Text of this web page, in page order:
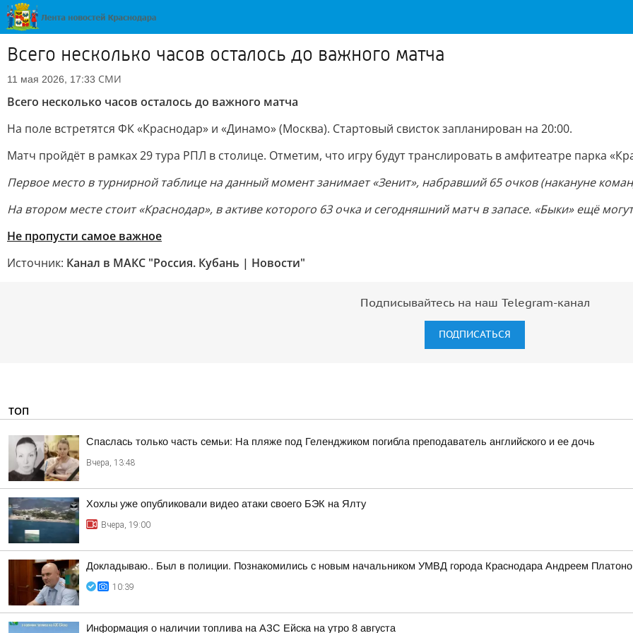
Всего несколько часов осталось до важного матча
11 мая 2026, 17:33 СМИ
Всего несколько часов осталось до важного матча
На поле встретятся ФК «Краснодар» и «Динамо» (Москва). Стартовый свисток запланирован на 20:00.
Матч пройдёт в рамках 29 тура РПЛ в столице. Отметим, что игру будут транслировать в амфитеатре парка
Первое место в турнирной таблице на данный момент занимает «Зенит», набравший 65 очков (накануне
На втором месте стоит «Краснодар», в активе которого 63 очка и сегодняшний матч в запасе. «Быки» ещё
Не пропусти самое важное
Источник: Канал в МАКС "Россия. Кубань | Новости"
Подписывайтесь на наш Telegram-канал
ПОДПИСАТЬСЯ
ТОП
Спаслась только часть семьи: На пляже под Геленджиком погибла преподаватель английского и ее дочь
Вчера, 13:48
Хохлы уже опубликовали видео атаки своего БЭК на Ялту
Вчера, 19:00
Докладываю.. Был в полиции. Познакомились с новым начальником УМВД города Краснодара Андреем
10:39
Информация о наличии топлива на АЗС Ейска на утро 8 августа